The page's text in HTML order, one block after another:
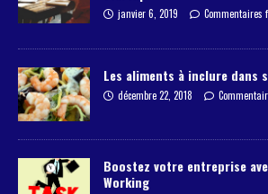
janvier 6, 2019 Commentaires
Les aliments à inclure dans
décembre 22, 2018
Boostez votre entreprise
Working